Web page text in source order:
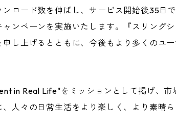
ロード数を伸ばし、サービス開始後35日
ンペーンを実施いたします。『スリング
し上げるとともに、今後もより多くのユ
in Real Life"をミッションとして掲げ、
人々の日常生活をより楽しく、より素晴